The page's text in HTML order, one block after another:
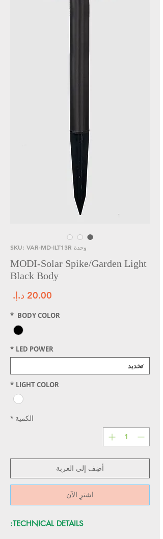
وحدة SKU: VAR-MD-ILT13R
MODI-Solar Spike/Garden Light
Black Body
BODY COLOR
*
LED POWER
*
LIGHT COLOR
*
الكمية *
أضِف إلى العربة
اشترِ الآن
TECHNICAL DETAILS: